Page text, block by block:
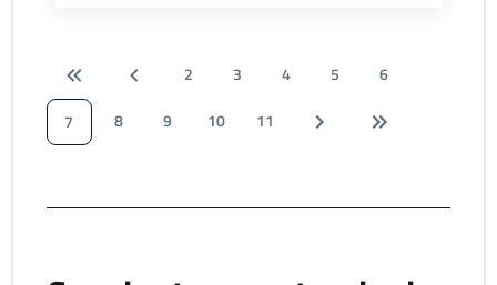
2 3 4 5
6
7
8 9 10 11